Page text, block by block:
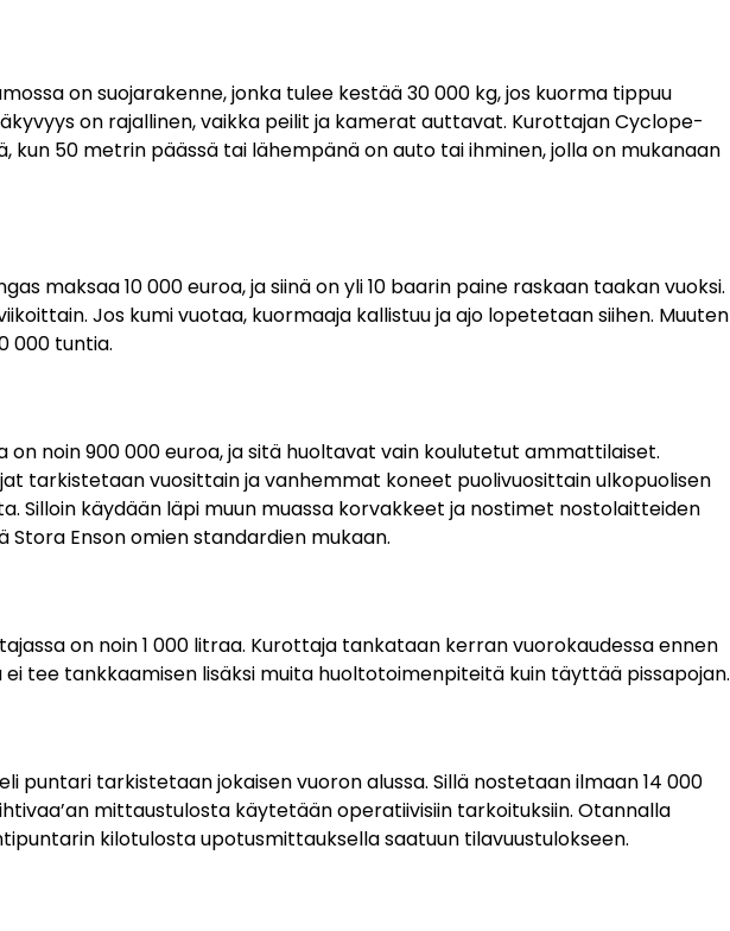
on suojarakenne, jonka tulee kestää 30 000 kg, jos kuorma tippuu
on rajallinen, vaikka peilit ja kamerat auttavat. Kurottajan Cyclope-
kun 50 metrin päässä tai lähempänä on auto tai ihminen, jolla on mukanaan
maksaa 10 000 euroa, ja siinä on yli 10 baarin paine raskaan taakan vuoksi.
Jos kumi vuotaa, kuormaaja kallistuu ja ajo lopetetaan siihen. Muuten
000 tuntia.
on noin 900 000 euroa, ja sitä huoltavat vain koulutetut ammattilaiset.
tarkistetaan vuosittain ja vanhemmat koneet puolivuosittain ulkopuolisen
Silloin käydään läpi muun muassa korvakkeet ja nostimet nostolaitteiden
Stora Enson omien standardien mukaan.
on noin 1 000 litraa. Kurottaja tankataan kerran vuorokaudessa ennen
ei tee tankkaamisen lisäksi muita huoltotoimenpiteitä kuin täyttää pissapojan.
puntari tarkistetaan jokaisen vuoron alussa. Sillä nostetaan ilmaan 14 000
mittaustulosta käytetään operatiivisiin tarkoituksiin. Otannalla
kilotulosta upotusmittauksella saatuun tilavuustulokseen.